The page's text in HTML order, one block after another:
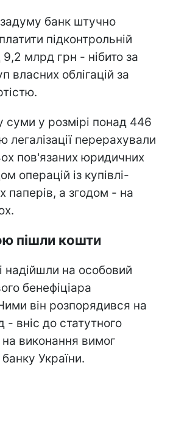
задуму банк штучно
підконтрольній
9,2 млрд грн - нібито за
власних облігацій за
суми у розмірі понад 446
легалізації перерахували
пов'язаних юридичних
операцій із купівлі-
паперів, а згодом - на
пішли кошти
на особовий
бенефіціара
він розпорядився на
- вніс до статутного
на виконання вимог
України.